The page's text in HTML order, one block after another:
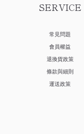
SERVICE
常見問題
會員權益
退換貨政策
條款與細則
運送政策